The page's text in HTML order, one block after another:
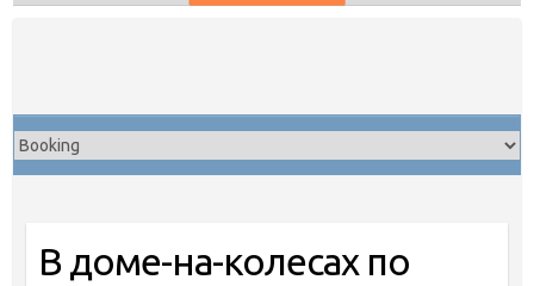
В доме-на-колесах по